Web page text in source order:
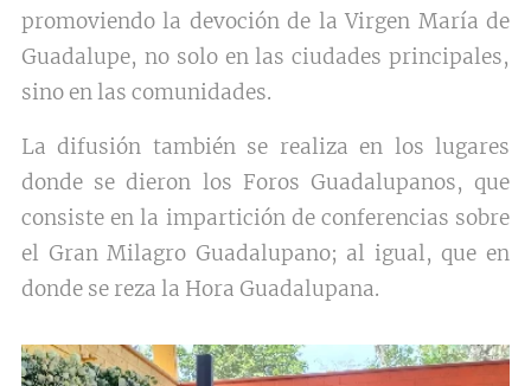
promoviendo la devoción de la Virgen María de
Guadalupe, no solo en las ciudades principales,
sino en las comunidades.
La difusión también se realiza en los lugares
donde se dieron los Foros Guadalupanos, que
consiste en la impartición de conferencias sobre
el Gran Milagro Guadalupano; al igual, que en
donde se reza la Hora Guadalupana.